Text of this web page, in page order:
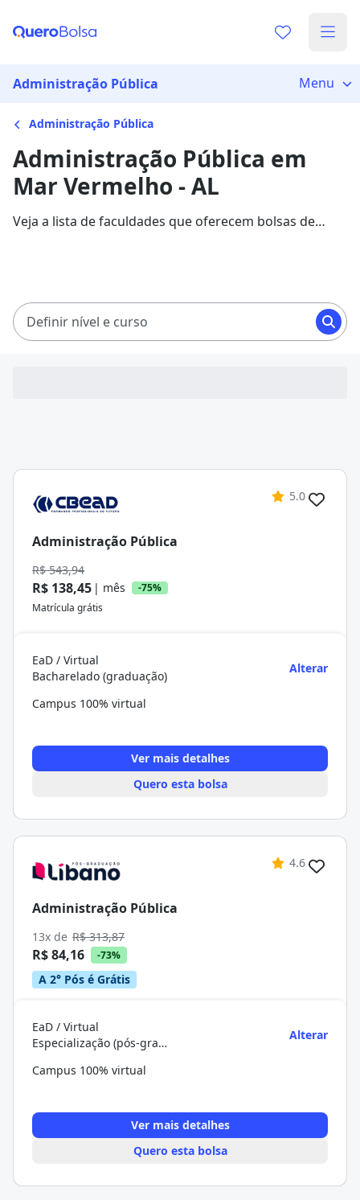
Administração Pública Menu
Administração Pública
Administração Pública em
Mar Vermelho - AL
Veja a lista de faculdades que oferecem bolsas de
Definir nível e curso
5.0
Administração Pública
R$ 543,94
R$ 138,45 | mês
-75%
Matrícula grátis
EaD / Virtual
Bacharelado (graduação)
Alterar
Campus 100% virtual
Ver mais detalhes
Quero esta bolsa
4.6
Administração Pública
13x de R$ 313,87
R$ 84,16 -73%
A 2° Pós é Grátis
EaD / Virtual
Especialização (pós-graduação)
Alterar
Campus 100% virtual
Ver mais detalhes
Quero esta bolsa